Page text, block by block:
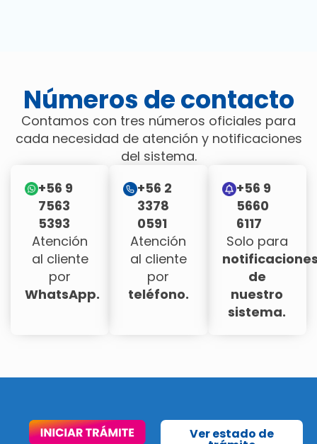
Números de contacto
Contamos con tres números oficiales para
cada necesidad de atención y notificaciones
del sistema.
+56 9
7563
5393
Atención
al cliente
por
WhatsApp.
+56 2
3378
0591
Atención
al cliente
por
teléfono.
+56 9
5660
6117
Solo para
de
nuestro
sistema.
Ver estado de